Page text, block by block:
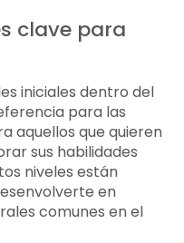
clave para
iniciales dentro del
para las
aquellos que quieren
sus habilidades
niveles están
en
comunes en el